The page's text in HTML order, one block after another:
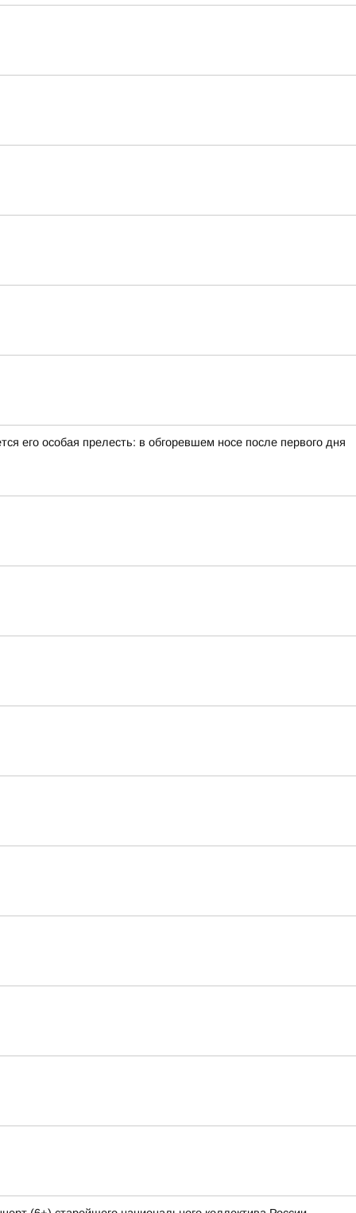
его особая прелесть: в обгоревшем носе после первого дня